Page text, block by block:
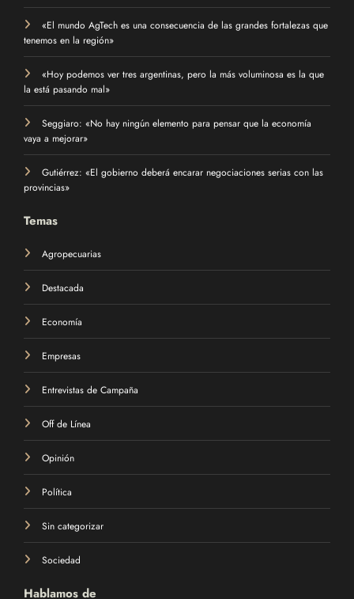
«El mundo AgTech es una consecuencia de las grandes fortalezas que
tenemos en la región»
«Hoy podemos ver tres argentinas, pero la más voluminosa es la que
la está pasando mal»
Seggiaro: «No hay ningún elemento para pensar que la economía
vaya a mejorar»
Gutiérrez: «El gobierno deberá encarar negociaciones serias con las
provincias»
Temas
Agropecuarias
Destacada
Economía
Empresas
Entrevistas de Campaña
Off de Línea
Opinión
Política
Sin categorizar
Sociedad
Hablamos de